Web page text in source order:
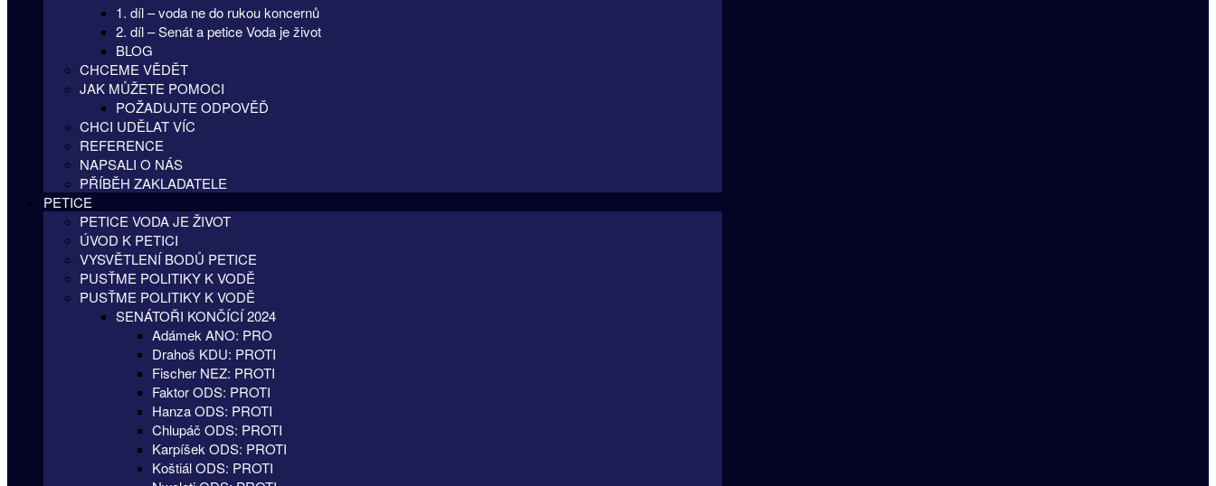
1. díl – voda ne do rukou koncernů
2. díl – Senát a petice Voda je život
BLOG
CHCEME VĚDĚT
JAK MŮŽETE POMOCI
POŽADUJTE ODPOVĚĎ
CHCI UDĚLAT VÍC
REFERENCE
NAPSALI O NÁS
PŘÍBĚH ZAKLADATELE
PETICE
PETICE VODA JE ŽIVOT
ÚVOD K PETICI
VYSVĚTLENÍ BODŮ PETICE
PUSŤME POLITIKY K VODĚ
PUSŤME POLITIKY K VODĚ
SENÁTOŘI KONČÍCÍ 2024
Adámek ANO: PRO
Drahoš KDU: PROTI
Fischer NEZ: PROTI
Faktor ODS: PROTI
Hanza ODS: PROTI
Chlupáč ODS: PROTI
Karpíšek ODS: PROTI
Koštiál ODS: PROTI